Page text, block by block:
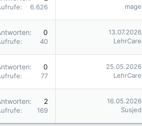
6.626
mage
0
40
13.07.2026
LehrCare
0
77
25.05.2026
LehrCare
2
169
16.05.2026
Susjed